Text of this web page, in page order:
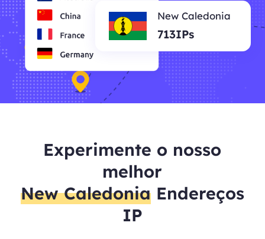
New Caledonia
713IPs
Experimente o nosso
melhor
New CaledoniaEndereços
IP